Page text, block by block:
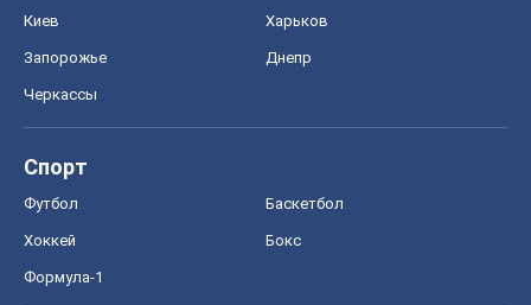
Киев Харьков
Запорожье Днепр
Черкассы
Спорт
Футбол Баскетбол
Хоккей Бокс
Формула-1